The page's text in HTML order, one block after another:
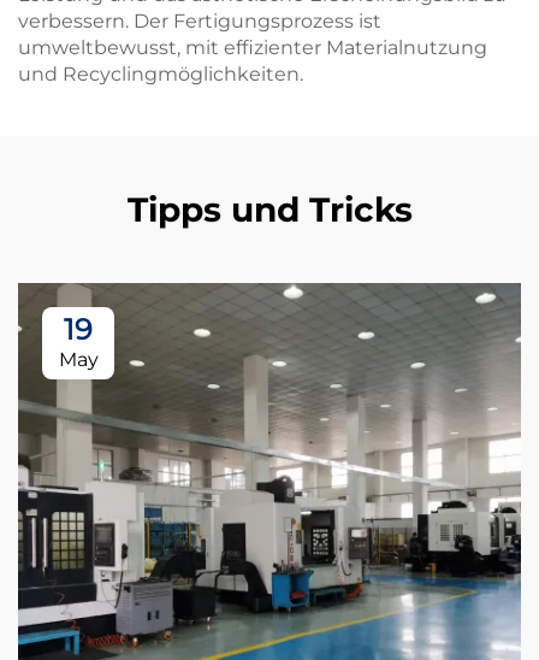
verbessern. Der Fertigungsprozess ist
umweltbewusst, mit effizienter Materialnutzung
und Recyclingmöglichkeiten.
Tipps und Tricks
19
May